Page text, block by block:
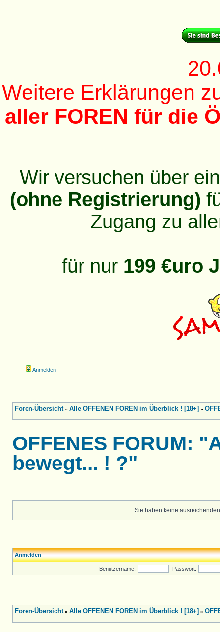
Weitere Erklärungen
aller FOREN für die
Wir versuchen über
(ohne Registrierung)
Zugang zu
für nur 199 €uro
Anmelden
Foren-Übersicht» Alle OFFENEN FOREN im Überblick ! [18+] »
OFFENES FORUM:
bewegt... ! ?"
Sie haben keine
Anmelden
Benutzername: Passwort:
Foren-Übersicht» Alle OFFENEN FOREN im Überblick ! [18+] »